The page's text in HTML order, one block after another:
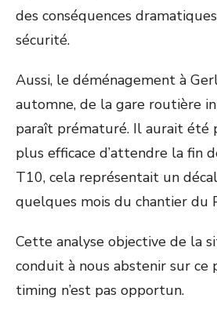
des conséquences
sécurité.
Aussi, le déménagement à
automne, de la gare routière
paraît prématuré. Il aurait
plus efficace d’attendre la fin
T10, cela représentait un
quelques mois du chantier du
Cette analyse objective de la
conduit à nous abstenir sur
timing n’est pas opportun.